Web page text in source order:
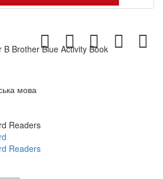
Brother Blue Activity Book
мова
Readers
Readers